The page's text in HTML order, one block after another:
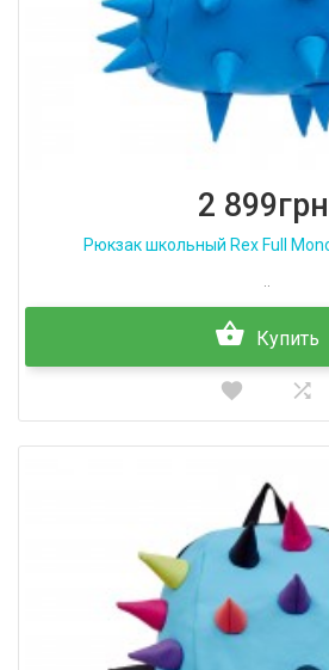
2
Рюкзак школьный Rex Full
..
Купить